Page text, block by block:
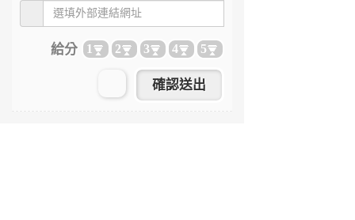
給分 1 2 3 4 5